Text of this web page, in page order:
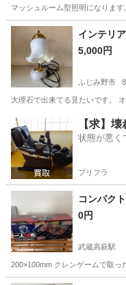
マッシュルーム型照明になります
埼玉 ふじみ野市 その他
インテリ
5,000円
ふじみ野市
大理石で出来てる見たいです。
埼玉 ふじみ野市 生活家
【求】
状態が悪く
プリフラ
コンパク
0円
武蔵高萩駅
200×100mm クレンゲームで取